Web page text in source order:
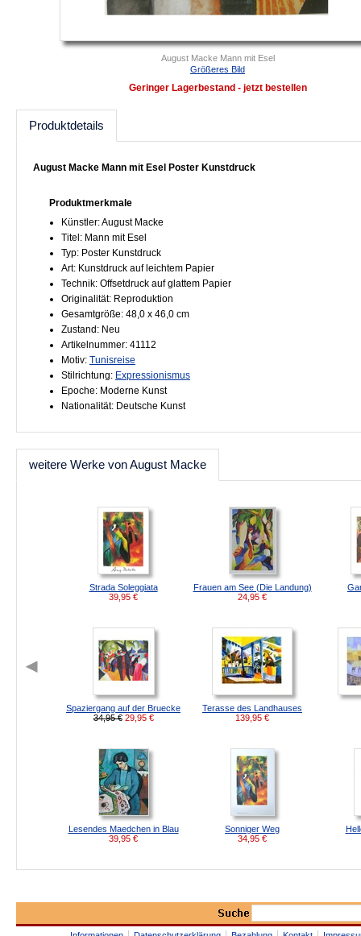
August Macke Mann mit Esel
Größeres Bild
Geringer Lagerbestand - jetzt bestellen
Produktdetails
August Macke Mann mit Esel Poster Kunstdruck
Produktmerkmale
Künstler: August Macke
Titel: Mann mit Esel
Typ: Poster Kunstdruck
Art: Kunstdruck auf leichtem Papier
Technik: Offsetdruck auf glattem Papier
Originalität: Reproduktion
Gesamtgröße: 48,0 x 46,0 cm
Zustand: Neu
Artikelnummer: 41112
Motiv: Tunisreise
Stilrichtung: Expressionismus
Epoche: Moderne Kunst
Nationalität: Deutsche Kunst
weitere Werke von August Macke
Strada Soleggiata
39,95 €
Frauen am See (Die Landung)
24,95 €
Spaziergang auf der Bruecke
34,95 € 29,95 €
Terasse des Landhauses
139,95 €
Lesendes Maedchen in Blau
39,95 €
Sonniger Weg
34,95 €